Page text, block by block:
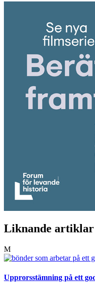
Liknande artiklar
M
Upprorsstämning på ett